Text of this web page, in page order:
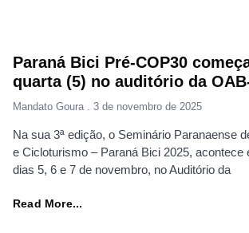
Paraná Bici Pré-COP30
quarta (5) no auditório da
Mandato Goura 3 de novembro de 2025
Na sua 3ª edição, o Seminário Paranaense
e Cicloturismo – Paraná Bici 2025, acontece
dias 5, 6 e 7 de novembro, no Auditório da
Read More...